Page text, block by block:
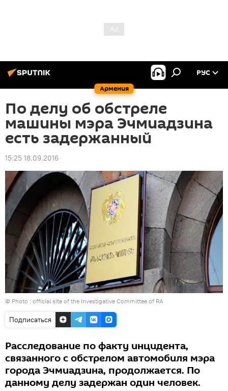
Армения
РУС
По делу об обстреле
машины мэра Эчмиадзина
есть задержанный
15:25 18.09.2016
© Photo : official site of the Investigative Committee of RA
Подписаться
Расследование по факту инцидента,
связанного с обстрелом автомобиля мэра
города Эчмиадзина, продолжается. По
данному делу задержан один человек.